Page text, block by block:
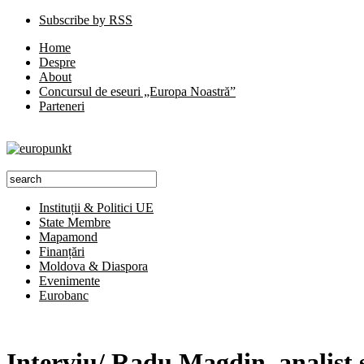
Subscribe by RSS
Home
Despre
About
Concursul de eseuri „Europa Noastră”
Parteneri
Instituții & Politici UE
State Membre
Mapamond
Finanțări
Moldova & Diaspora
Evenimente
Eurobanc